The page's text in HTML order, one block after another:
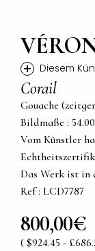
+ Diesem
Corail
Gouache
Bildmaße :
Vom Künstler
Das Werk ist in
Ref : LCD7787
800,00€
( $924.45 -